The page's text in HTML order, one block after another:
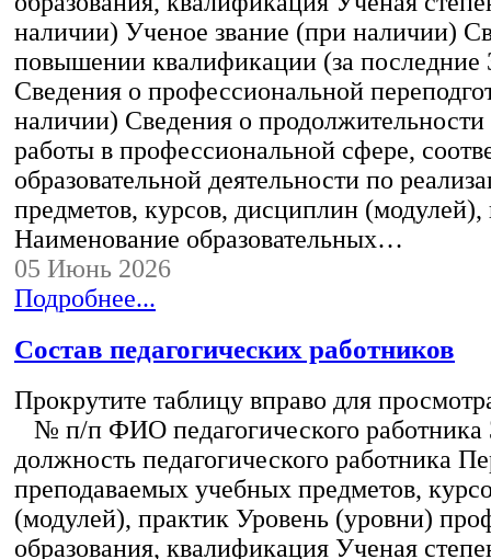
наличии) Ученое звание (при наличии)
повышении квалификации (за последние
Сведения о профессиональной
наличии) Сведения о
работы в профессиональной сфере,
образовательной деятельности по
предметов, курсов, дисциплин (модулей),
Наименование образовательных…
05 Июнь 2026
Подробнее...
Состав педагогических работников
Прокрутите таблицу вправо для
№ п/п ФИО педагогического работника
должность педагогического работника
преподаваемых учебных предметов,
(модулей), практик Уровень (уровни)
образования, квалификация Ученая